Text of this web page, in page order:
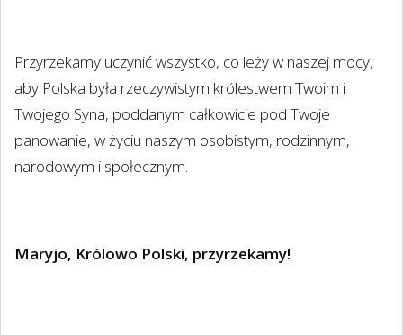
Przyrzekamy uczynić wszystko, co leży w naszej mocy,
aby Polska była rzeczywistym królestwem Twoim i
Twojego Syna, poddanym całkowicie pod Twoje
panowanie, w życiu naszym osobistym, rodzinnym,
narodowym i społecznym.
Maryjo, Królowo Polski, przyrzekamy!